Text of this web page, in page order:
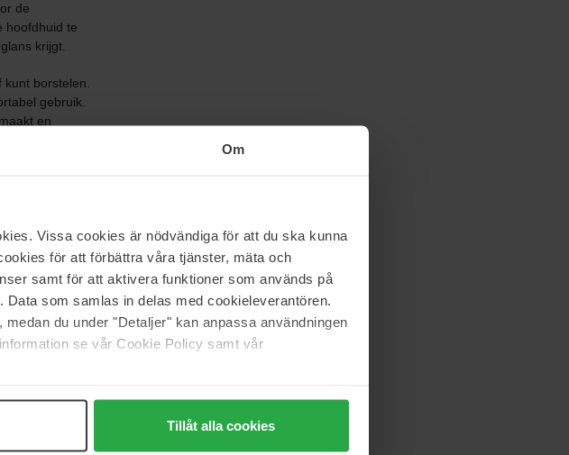
Om
Vissa cookies är nödvändiga för att du ska kunna
för att förbättra våra tjänster, mäta och
samt för att aktivera funktioner som används på
som samlas in delas med cookieleverantören.
du under "Detaljer" kan anpassa användningen
se vår Cookie Policy samt vår
Tillåt alla cookies
de
hoofdhuid te
krijgt.
borstelen.
gebruik.
en
zijn
worden